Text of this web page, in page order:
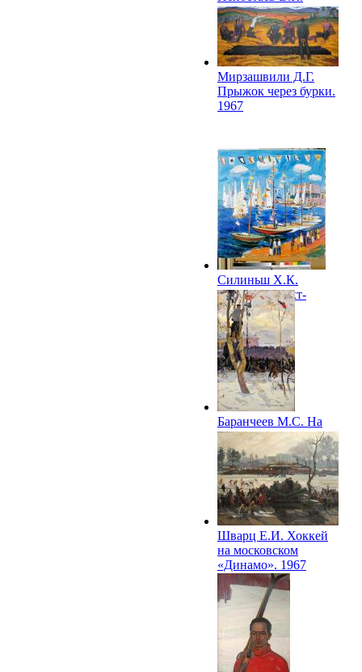
Портрет Татьяны
Морозычевой. 1967
Мирзашвили Д.Г.
Прыжок через бурки.
1967
Силиньш Х.К.
Праздник в яхт-
клубе. 1967
Баранчеев М.С. На
стадионе «Динамо».
1967
Шварц Е.И. Хоккей
на московском
«Динамо». 1967